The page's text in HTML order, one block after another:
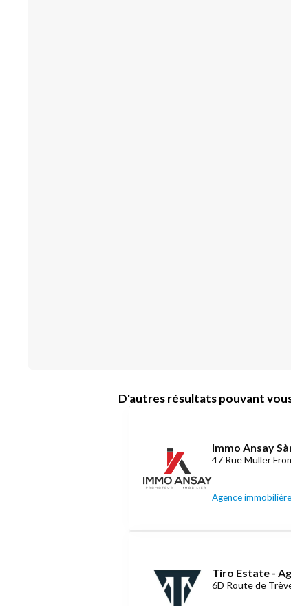
D'autres résultats pouvant
Immo Ansay
47 Rue Muller
Agence immobilière
Tiro Estate -
6D Route de